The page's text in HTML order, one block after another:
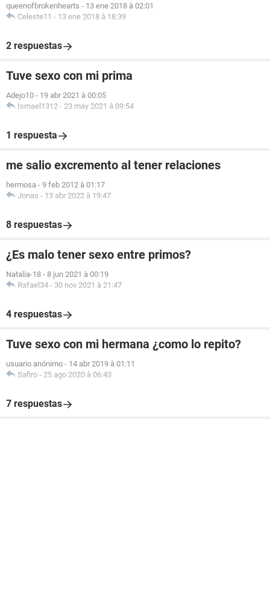
queenofbrokenhearts - 13 ene 2018 à 02:01
Celeste11 - 13 ene 2018 à 18:39
2 respuestas
Tuve sexo con mi prima
Adejo10 - 19 abr 2021 à 00:05
Ismael1312 - 23 may 2021 à 09:54
1 respuesta
me salio excremento al tener relaciones
hermosa - 9 feb 2012 à 01:17
Jonas - 13 abr 2022 à 19:47
8 respuestas
¿Es malo tener sexo entre primos?
Natalia-18 - 8 jun 2021 à 00:19
Rafael34 - 30 nov 2021 à 21:47
4 respuestas
Tuve sexo con mi hermana ¿como lo repito?
usuario anónimo - 14 abr 2019 à 01:11
Safiro - 25 ago 2020 à 06:43
7 respuestas